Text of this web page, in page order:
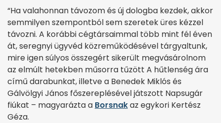
“Ha valahonnan távozom és új dologba kezdek, akkor
semmilyen szempontból sem szeretek üres kézzel
távozni. A ko­rábbi cégtársaimmal több mint fél éven
át, seregnyi ügyvéd közreműködésével tárgyaltunk,
mire igen súlyos összegért sikerült megvásárolnom
az elmúlt hetekben műsorra tűzött A hűtlenség ára
című darabunkat, illetve a Benedek Miklós és
Gálvölgyi János főszereplésével játszott Napsugár
fiúkat – magyarázta a Borsnakaz egykori Kertész
Géza.